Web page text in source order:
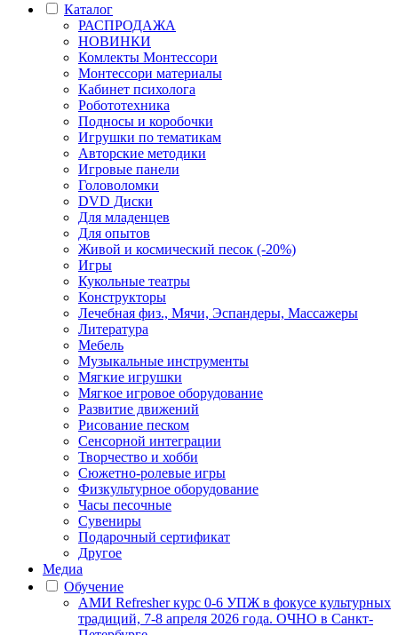
Каталог
РАСПРОДАЖА
НОВИНКИ
Комлекты Монтессори
Монтессори материалы
Кабинет психолога
Робототехника
Подносы и коробочки
Игрушки по тематикам
Авторские методики
Игровые панели
Головоломки
DVD Диски
Для младенцев
Для опытов
Живой и космический песок (-20%)
Игры
Кукольные театры
Конструкторы
Лечебная физ., Мячи, Эспандеры, Массажеры
Литература
Мебель
Музыкальные инструменты
Мягкие игрушки
Мягкое игровое оборудование
Развитие движений
Рисование песком
Сенсорной интеграции
Творчество и хобби
Сюжетно-ролевые игры
Физкультурное оборудование
Часы песочные
Сувениры
Подарочный сертификат
Другое
Медиа
Обучение
АМИ Refresher курс 0-6 УПЖ в фокусе культурных
традиций, 7-8 апреля 2026 года. ОЧНО в Санкт-